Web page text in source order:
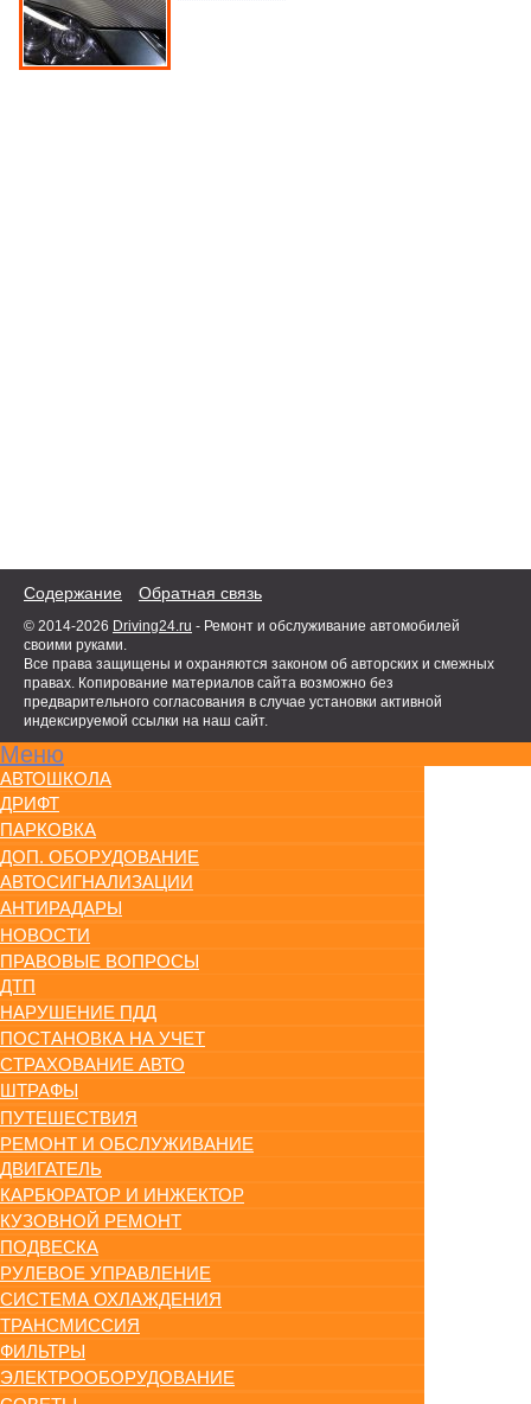
Содержание Обратная связь
© 2014-2026 Driving24.ru - Ремонт и обслуживание автомобилей
своими руками.
Все права защищены и охраняются законом об авторских и смежных
правах. Копирование материалов сайта возможно без
предварительного согласования в случае установки активной
индексируемой ссылки на наш сайт.
Меню
АВТОШКОЛА
ДРИФТ
ПАРКОВКА
ДОП. ОБОРУДОВАНИЕ
АВТОСИГНАЛИЗАЦИИ
АНТИРАДАРЫ
НОВОСТИ
ПРАВОВЫЕ ВОПРОСЫ
ДТП
НАРУШЕНИЕ ПДД
ПОСТАНОВКА НА УЧЕТ
СТРАХОВАНИЕ АВТО
ШТРАФЫ
ПУТЕШЕСТВИЯ
РЕМОНТ И ОБСЛУЖИВАНИЕ
ДВИГАТЕЛЬ
КАРБЮРАТОР И ИНЖЕКТОР
КУЗОВНОЙ РЕМОНТ
ПОДВЕСКА
РУЛЕВОЕ УПРАВЛЕНИЕ
СИСТЕМА ОХЛАЖДЕНИЯ
ТРАНСМИССИЯ
ФИЛЬТРЫ
ЭЛЕКТРООБОРУДОВАНИЕ